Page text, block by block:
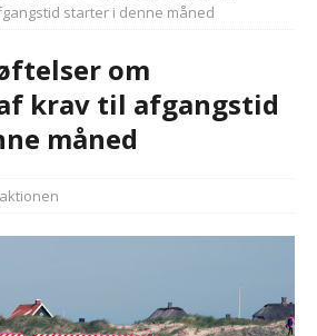
starter i denne måned
om
krav til afgangstid
måned